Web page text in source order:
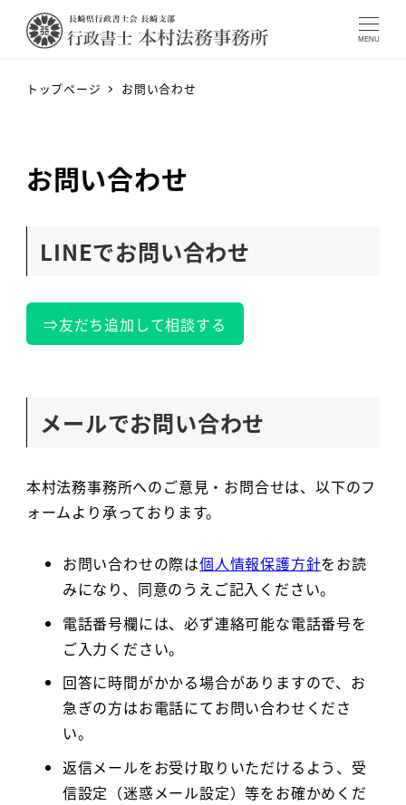
MENU
トップページ お問い合わせ
お問い合わせ
LINEでお問い合わせ
⇒友だち追加して相談する
メールでお問い合わせ
本村法務事務所へのご意見・お問合せは、以下のフ
ォームより承っております。
お問い合わせの際は個人情報保護方針をお読
みになり、同意のうえご記入ください。
電話番号欄には、必ず連絡可能な電話番号を
ご入力ください。
回答に時間がかかる場合がありますので、お
急ぎの方はお電話にてお問い合わせくださ
い。
返信メールをお受け取りいただけるよう、受
信設定（迷惑メール設定）等をお確かめくだ